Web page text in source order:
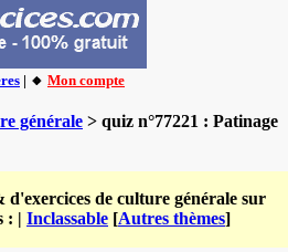
| 🔸 Mon compte
générale > quiz n°77221 : Patinage
d'exercices de culture générale sur
: | Inclassable [Autres thèmes]